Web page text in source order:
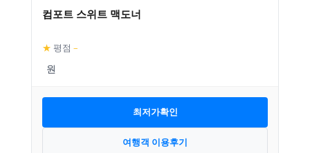
컴포트 스위트 맥도너
★ 평점 –
최저가확인
여행객 이용후기